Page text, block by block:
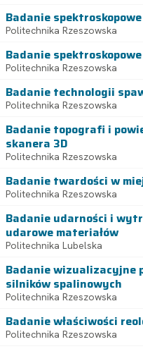
Badanie
Politechnika Rzeszowska
Badanie
Politechnika Rzeszowska
Badanie technologii
Politechnika Rzeszowska
Badanie topografi i
skanera 3D
Politechnika Rzeszowska
Badanie twardości w
Politechnika Rzeszowska
Badanie udarności i
udarowe materiałów
Politechnika Lubelska
Badanie wizualizacyjne
silników spalinowych
Politechnika Rzeszowska
Badanie właściwości
Politechnika Rzeszowska